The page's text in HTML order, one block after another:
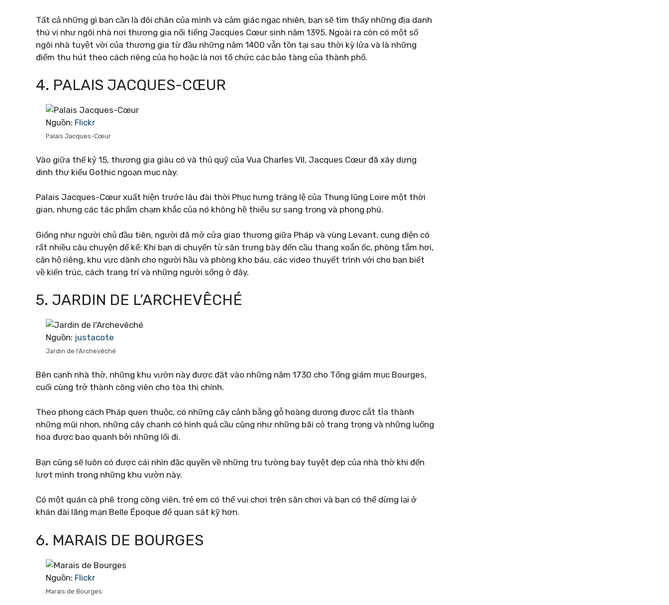
Tất cả những gì bạn cần là đôi chân của mình và cảm giác ngạc nhiên, bạn sẽ tìm thấy những địa danh
thú vị như ngôi nhà nơi thương gia nổi tiếng Jacques Cœur sinh năm 1395. Ngoài ra còn có một số
ngôi nhà tuyệt vời của thương gia từ đầu những năm 1400 vẫn tồn tại sau thời kỳ lửa và là những
điểm thu hút theo cách riêng của họ hoặc là nơi tổ chức các bảo tàng của thành phố.
4. PALAIS JACQUES-CŒUR
Nguồn: Flickr
Palais Jacques-Cœur
Vào giữa thế kỷ 15, thương gia giàu có và thủ quỹ của Vua Charles VII, Jacques Cœur đã xây dựng
dinh thự kiểu Gothic ngoạn mục này.
Palais Jacques-Cœur xuất hiện trước lâu đài thời Phục hưng tráng lệ của Thung lũng Loire một thời
gian, nhưng các tác phẩm chạm khắc của nó không hề thiếu sự sang trọng và phong phú.
Giống như người chủ đầu tiên, người đã mở cửa giao thương giữa Pháp và vùng Levant, cung điện có
rất nhiều câu chuyện để kể: Khi bạn di chuyển từ sân trưng bày đến cầu thang xoắn ốc, phòng tắm hơi,
căn hộ riêng, khu vực dành cho người hầu và phòng kho báu, các video thuyết trình với cho bạn biết
về kiến ​​trúc, cách trang trí và những người sống ở đây.
5. JARDIN DE L’ARCHEVÊCHÉ
Nguồn: justacote
Jardin de l’Archevêché
Bên cạnh nhà thờ, những khu vườn này được đặt vào những năm 1730 cho Tổng giám mục Bourges,
cuối cùng trở thành công viên cho tòa thị chính.
Theo phong cách Pháp quen thuộc, có những cây cảnh bằng gỗ hoàng dương được cắt tỉa thành
những mũi nhọn, những cây chanh có hình quả cầu cũng như những bãi cỏ trang trọng và những luống
hoa được bao quanh bởi những lối đi.
Bạn cũng sẽ luôn có được cái nhìn đặc quyền về những trụ tường bay tuyệt đẹp của nhà thờ khi đến
lượt mình trong những khu vườn này.
Có một quán cà phê trong công viên, trẻ em có thể vui chơi trên sân chơi và bạn có thể dừng lại ở
khán đài lãng mạn Belle Époque để quan sát kỹ hơn.
6. MARAIS DE BOURGES
Nguồn: Flickr
Marais de Bourges